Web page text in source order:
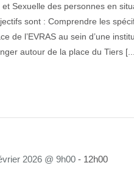
et Sexuelle des personnes en
sont : Comprendre les
de l’EVRAS au sein d’une
autour de la place du Tiers
2026 @ 9h00- 12h00